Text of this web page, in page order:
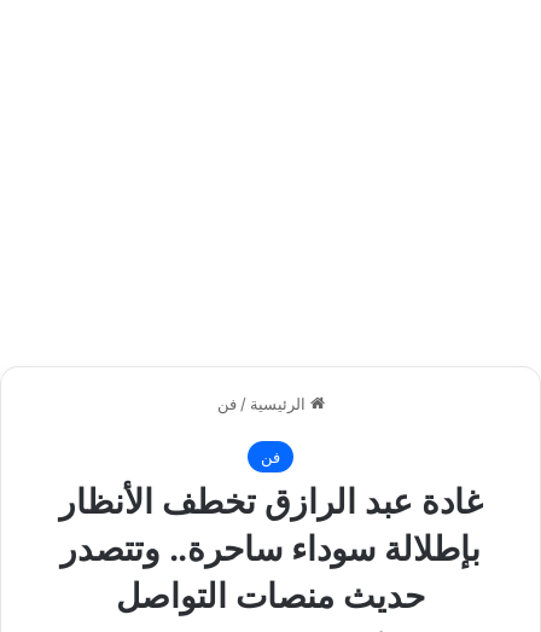
الرئيسية / فن
فن
غادة عبد الرازق تخطف الأنظار
بإطلالة سوداء ساحرة.. وتتصدر
حديث منصات التواصل